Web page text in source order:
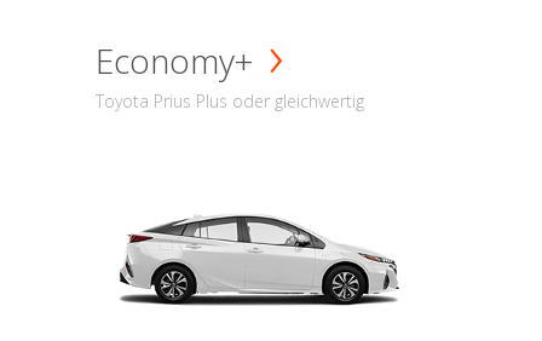
Economy+
Toyota Prius Plus oder gleichwertig